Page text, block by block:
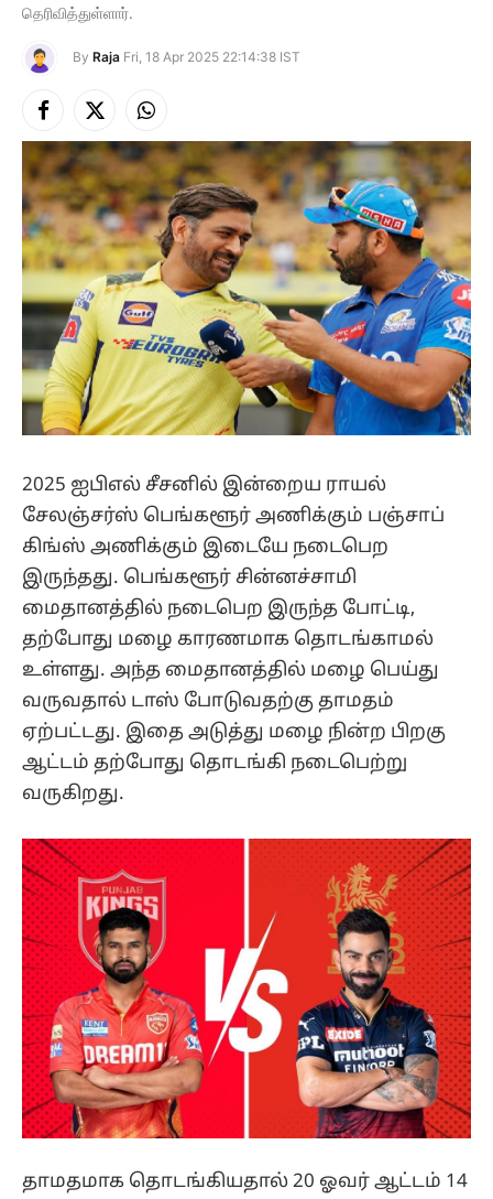
தெரிவித்துள்ளார்.
By Raja Fri, 18 Apr 2025 22:14:38 IST
Facebook
X
(Twitter)
Instagram
2025 ஐபிஎல் சீசனில் இன்றைய ராயல்
சேலஞ்சர்ஸ் பெங்களூர் அணிக்கும் பஞ்சாப்
கிங்ஸ் அணிக்கும் இடையே நடைபெற
இருந்தது. பெங்களூர் சின்னச்சாமி
மைதானத்தில் நடைபெற இருந்த போட்டி,
தற்போது மழை காரணமாக தொடங்காமல்
உள்ளது. அந்த மைதானத்தில் மழை பெய்து
வருவதால் டாஸ் போடுவதற்கு தாமதம்
ஏற்பட்டது. இதை அடுத்து மழை நின்ற பிறகு
ஆட்டம் தற்போது தொடங்கி நடைபெற்று
வருகிறது.
தாமதமாக தொடங்கியதால் 20 ஓவர் ஆட்டம் 14